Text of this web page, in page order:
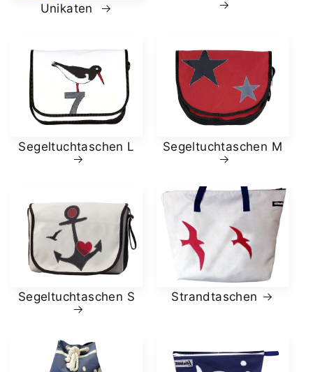
Unikaten
Segeltuchtaschen L Segeltuchtaschen M
Segeltuchtaschen S Strandtaschen